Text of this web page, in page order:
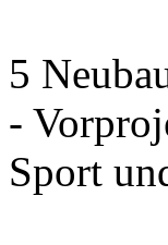
5
-
Sport